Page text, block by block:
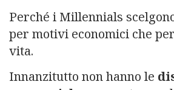
Perché i Millennials
per motivi economici che
vita.
Innanzitutto non hanno le